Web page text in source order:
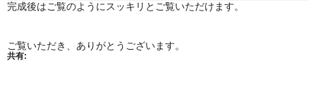
完成後はご覧のようにスッキリとご覧いただけます。
ご覧いただき、ありがとうございます。
共有: